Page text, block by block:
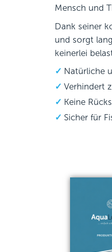
Mensch und
Dank seiner
und sorgt
keinerlei
Natürliche
Verhindert
Keine
Sicher für